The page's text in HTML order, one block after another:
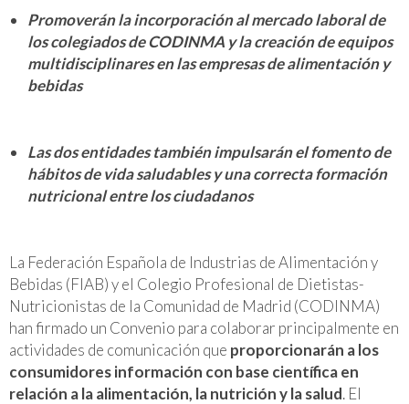
Promoverán la incorporación al mercado laboral de
los colegiados de CODINMA y la creación de equipos
multidisciplinares en las empresas de alimentación y
bebidas
Las dosentidades también impulsarán el fomento de
hábitos de vida saludables y una correcta formación
nutricional entre los ciudadanos
La Federación Española de Industrias de Alimentación y
Bebidas (FIAB) y el Colegio Profesional de Dietistas-
Nutricionistas de la Comunidad de Madrid (CODINMA)
han firmado un Convenio para colaborar principalmente en
actividades de comunicación que proporcionarán a los
consumidores información con base científica en
relación a la alimentación, la nutrición y la salud. El